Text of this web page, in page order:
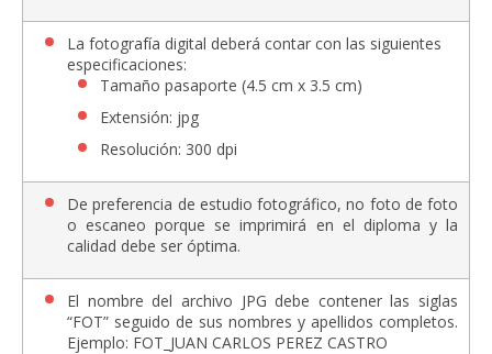
La fotografía digital deberá contar con las siguientes
especificaciones:
Tamaño pasaporte (4.5 cm x 3.5 cm)
Extensión: jpg
Resolución: 300 dpi
De preferencia de estudio fotográfico, no foto de foto
o escaneo porque se imprimirá en el diploma y la
calidad debe ser óptima.
El nombre del archivo JPG debe contener las siglas
“FOT” seguido de sus nombres y apellidos completos.
Ejemplo: FOT_JUAN CARLOS PEREZ CASTRO